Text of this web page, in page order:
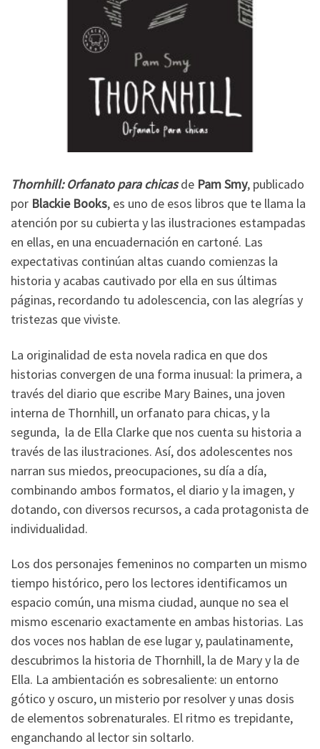
Thornhill: Orfanato para chicasde Pam Smy, publicado
por Blackie Books, es uno de esos libros que te llama la
atención por su cubierta y las ilustraciones estampadas
en ellas, en una encuadernación en cartoné. Las
expectativas continúan altas cuando comienzas la
historia y acabas cautivado por ella en sus últimas
páginas, recordando tu adolescencia, con las alegrías y
tristezas que viviste.
La originalidad de esta novela radica en que dos
historias convergen de una forma inusual: la primera, a
través del diario que escribe Mary Baines, una joven
interna de Thornhill, un orfanato para chicas, y la
segunda, la de Ella Clarke que nos cuenta su historia a
través de las ilustraciones. Así, dos adolescentes nos
narran sus miedos, preocupaciones, su día a día,
combinando ambos formatos, el diario y la imagen, y
dotando, con diversos recursos, a cada protagonista de
individualidad.
Los dos personajes femeninos no comparten un mismo
tiempo histórico, pero los lectores identificamos un
espacio común, una misma ciudad, aunque no sea el
mismo escenario exactamente en ambas historias. Las
dos voces nos hablan de ese lugar y, paulatinamente,
descubrimos la historia de Thornhill, la de Mary y la de
Ella. La ambientación es sobresaliente: un entorno
gótico y oscuro, un misterio por resolver y unas dosis
de elementos sobrenaturales. El ritmo es trepidante,
enganchando al lector sin soltarlo.